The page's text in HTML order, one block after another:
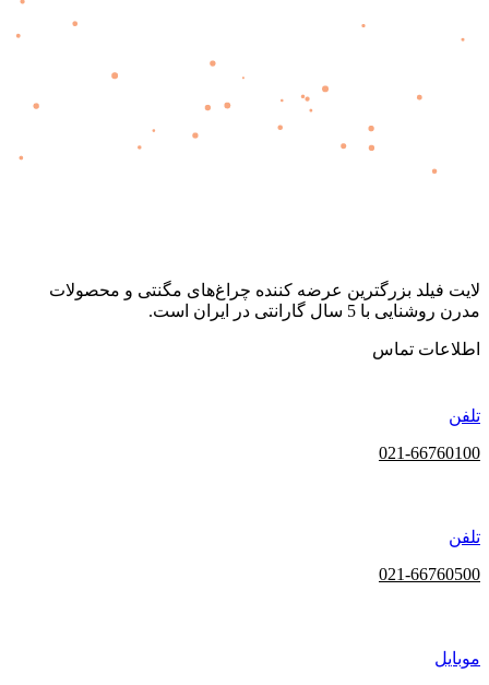
لایت فیلد بزرگترین عرضه کننده چراغ‌های مگنتی و محصولات
مدرن روشنایی با 5 سال گارانتی در ایران است.
اطلاعات تماس
تلفن
021-66760100
تلفن
021-66760500
موبایل